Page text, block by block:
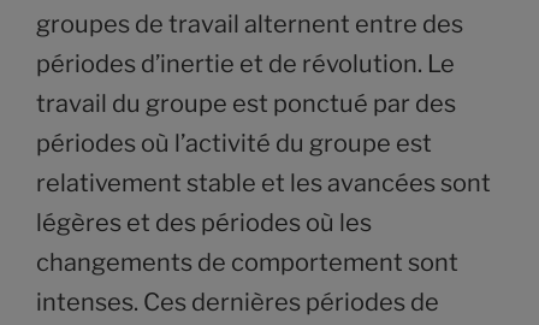
groupes de travail alternent entre des
périodes d’inertie et de révolution. Le
travail du groupe est ponctué par des
périodes où l’activité du groupe est
relativement stable et les avancées sont
légères et des périodes où les
changements de comportement sont
intenses. Ces dernières périodes de